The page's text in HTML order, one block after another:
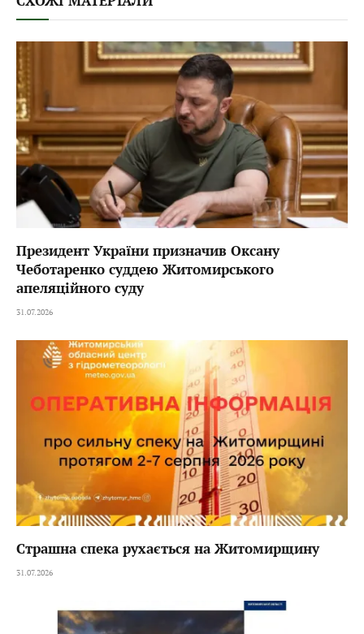
Президент України призначив Оксану
Чеботаренко суддею Житомирського
апеляційного суду
31.07.2026
Страшна спека рухається на Житомирщину
31.07.2026